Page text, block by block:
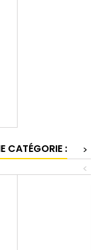
CATÉGORIE :
>
<